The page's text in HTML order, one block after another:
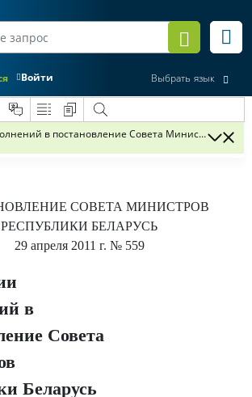
Войти Выбрать язык
в постановление Совета Министров
СОВЕТА МИНИСТРОВ
РЕСПУБЛИКИ БЕЛАРУСЬ
29 апреля 2011 г. № 559
в
Совета
Беларусь